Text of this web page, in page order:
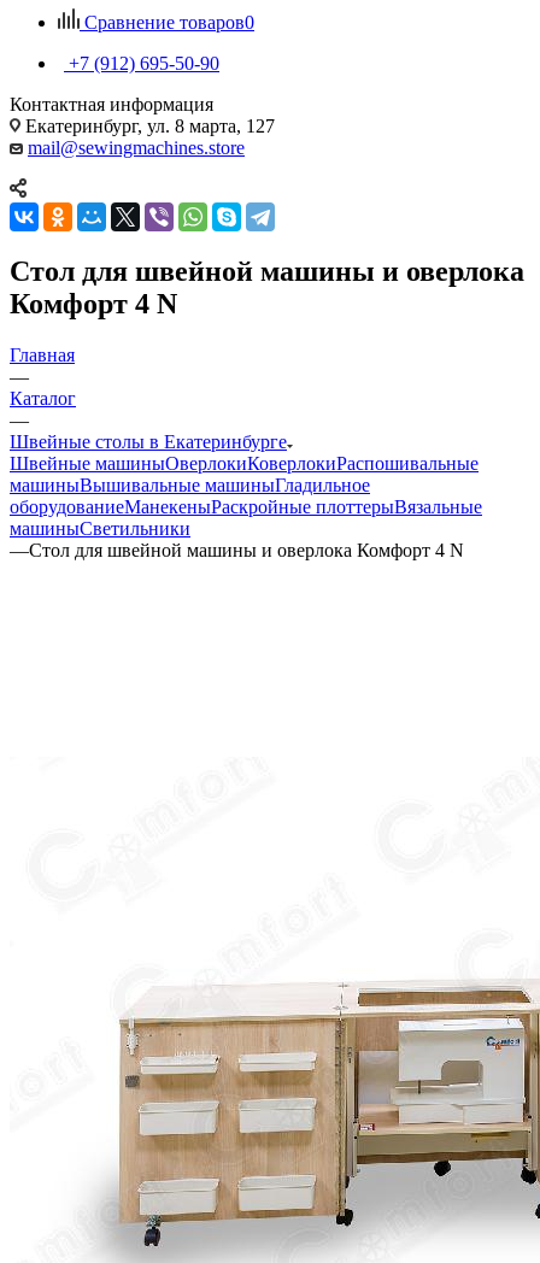
Сравнение товаров0
+7 (912) 695-50-90
Контактная информация
Екатеринбург, ул. 8 марта, 127
mail@sewingmachines.store
Стол для швейной машины и оверлока
Комфорт 4 N
Главная
—
Каталог
—
Швейные столы в Екатеринбурге
Швейные машиныОверлокиКоверлокиРаспошивальные
машиныВышивальные машиныГладильное
оборудованиеМанекеныРаскройные плоттерыВязальные
машиныСветильники
—Стол для швейной машины и оверлока Комфорт 4 N